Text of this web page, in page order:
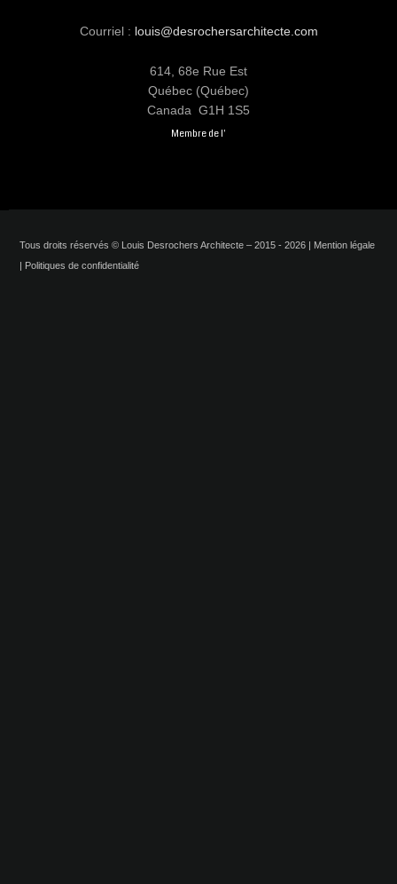
Courriel : louis@desrochersarchitecte.com
614, 68e Rue Est
Québec (Québec)
Canada G1H 1S5
Membre de l'
Québec
Tous droits réservés © Louis Desrochers Architecte – 2015 - 2026 | Mention légale
| Politiques de confidentialité